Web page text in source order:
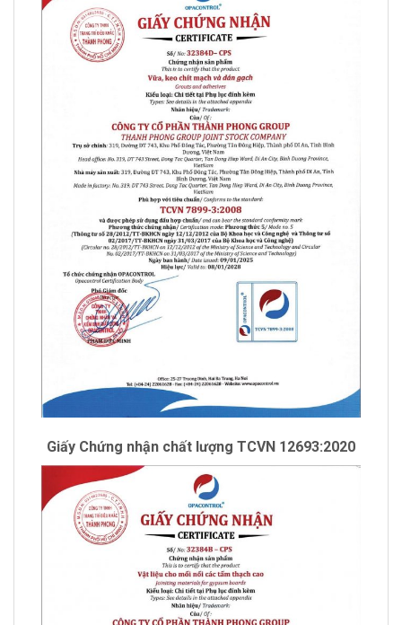
Giấy Chứng nhận chất lượng TCVN 12693:2020